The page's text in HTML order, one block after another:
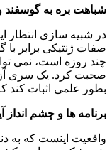
شباهت بره به گوسفند
در شبیه سازی انتظار
صفات ژنتیکی برابر با
چند روزه است، نمی
صحبت کرد. یک سری
بطور علمی اثبات کند
برنامه ها و چشم انداز
واقعیت اینست که به